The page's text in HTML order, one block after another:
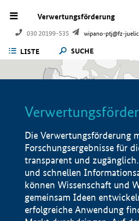
Verwertungsförderung
030 20199-535 wipano-ptj@fz-
LISTE SUCHE
Die Verwertungsförderung
Forschungsergebnisse für
transparent und
und schnellen
können Wissenschaft und
gemeinsam Ideen
erfolgreiche Anwendung